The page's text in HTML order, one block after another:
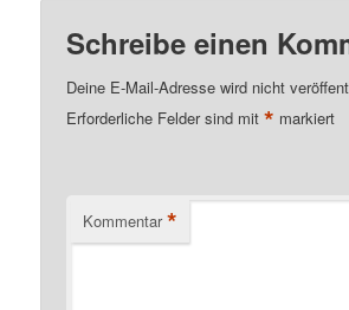
Schreibe einen
Deine E-Mail-Adresse wird nicht
Erforderliche Felder sind mit* markiert
Kommentar *